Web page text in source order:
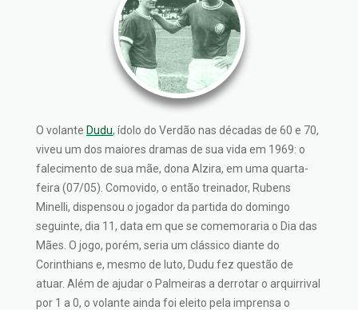
O volante Dudu, ídolo do Verdão nas décadas de 60 e 70,
viveu um dos maiores dramas de sua vida em 1969: o
falecimento de sua mãe, dona Alzira, em uma quarta-
feira (07/05). Comovido, o então treinador, Rubens
Minelli, dispensou o jogador da partida do domingo
seguinte, dia 11, data em que se comemoraria o Dia das
Mães. O jogo, porém, seria um clássico diante do
Corinthians e, mesmo de luto, Dudu fez questão de
atuar. Além de ajudar o Palmeiras a derrotar o arquirrival
por 1 a 0, o volante ainda foi eleito pela imprensa o